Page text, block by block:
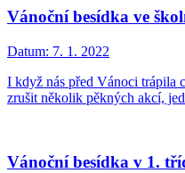
Vánoční besídka ve
Datum: 7. 1. 2022
I když nás před Vánoci trápila
zrušit několik pěkných akcí,
Vánoční besídka v 1.